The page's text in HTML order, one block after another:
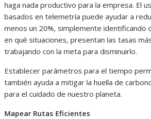
haga nada productivo para la empresa. El
basados en telemetría puede ayudar a
menos un 20%, simplemente identificando
en qué situaciones, presentan las tasas
trabajando con la meta para disminuirlo.
Establecer parámetros para el tiempo
también ayuda a mitigar la huella de
para el cuidado de nuestro planeta.
Mapear Rutas Eficientes